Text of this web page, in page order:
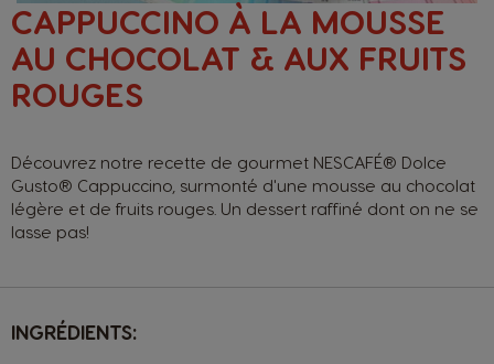
CAPPUCCINO À LA MOUSSE
AU CHOCOLAT & AUX FRUITS
ROUGES
Découvrez notre recette de gourmet NESCAFÉ® Dolce
Gusto® Cappuccino, surmonté d'une mousse au chocolat
légère et de fruits rouges. Un dessert raffiné dont on ne se
lasse pas!
INGRÉDIENTS: